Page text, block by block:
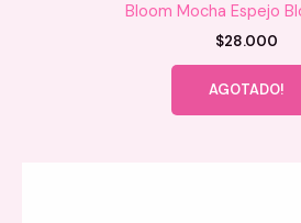
Bloom Mocha Espejo
$28.000
AGOTADO!